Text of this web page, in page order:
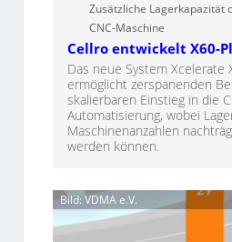
Zusätzliche Lagerkapazität
CNC-Maschine
Cellro entwickelt X60-
Das neue System Xcelerate
ermöglicht zerspanenden
skalierbaren Einstieg in die
Automatisierung, wobei
Maschinenanzahlen
werden können.
Bild: VDMA e.V.